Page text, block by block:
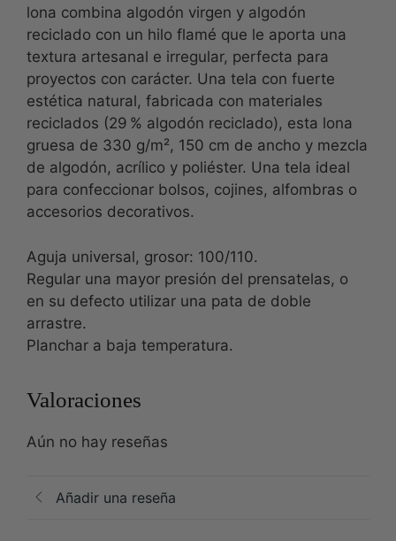
lona combina algodón virgen y algodón
reciclado con un hilo flamé que le aporta una
textura artesanal e irregular, perfecta para
proyectos con carácter. Una tela con fuerte
estética natural, fabricada con materiales
reciclados (29 % algodón reciclado), esta lona
gruesa de 330 g/m², 150 cm de ancho y mezcla
de algodón, acrílico y poliéster. Una tela ideal
para confeccionar bolsos, cojines, alfombras o
accesorios decorativos.
Aguja universal, grosor: 100/110.
Regular una mayor presión del prensatelas, o
en su defecto utilizar una pata de doble
arrastre.
Planchar a baja temperatura.
Valoraciones
Aún no hay reseñas
Añadir una reseña